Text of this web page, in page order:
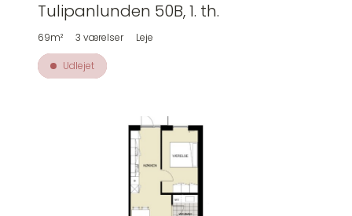
Tulipanlunden 50B, 1. th.
69m² 3 værelser Leje
Udlejet